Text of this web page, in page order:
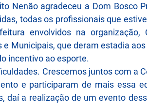
Nenão agradeceu a Dom Bosco
todas os profissionais que
envolvidos na organização,
Municipais, que deram estadia
incentivo ao esporte.
Crescemos juntos com a
e participaram de mais essa
a realização de um evento